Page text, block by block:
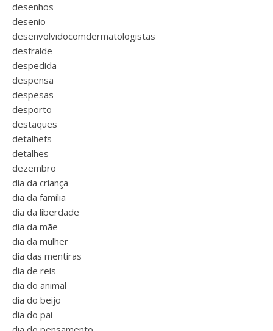
desenhos
desenio
desenvolvidocomdermatologistas
desfralde
despedida
despensa
despesas
desporto
destaques
detalhefs
detalhes
dezembro
dia da criança
dia da família
dia da liberdade
dia da mãe
dia da mulher
dia das mentiras
dia de reis
dia do animal
dia do beijo
dia do pai